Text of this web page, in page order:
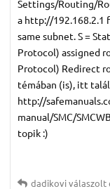
Settings/Routing/
a http://192.168.2.1
same subnet. S =
Protocol) assigned
Protocol) Redirect
témában (is), itt
http://
manual/SMC/
topik :)
dadikoviválaszolt